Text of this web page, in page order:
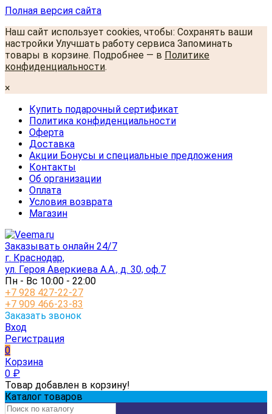
Полная версия сайта
Наш сайт использует cookies, чтобы: Сохранять ваши
настройки Улучшать работу сервиса Запоминать
товары в корзине. Подробнее — в Политике
конфиденциальности.
×
Купить подарочный сертификат
Политика конфиденциальности
Оферта
Доставка
Акции Бонусы и специальные предложения
Контакты
Об организации
Оплата
Условия возврата
Магазин
Заказывать онлайн 24/7
г. Краснодар,
ул. Героя Аверкиева А.А., д. 30, оф.7
Пн - Вс 10:00 - 22:00
+7 928 427-22-27
+7 909 466-23-83
Заказать звонок
Вход
Регистрация
0
Корзина
0 ₽
Товар добавлен в корзину!
Каталог товаров